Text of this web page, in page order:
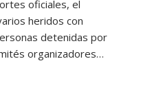
oficiales, el
heridos con
detenidas por
organizadores…